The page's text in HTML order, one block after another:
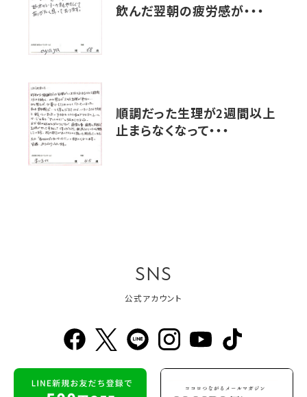
飲んだ翌朝の疲労感が・・・
順調だった生理が2週間以上
止まらなくなって・・・
SNS
公式アカウント